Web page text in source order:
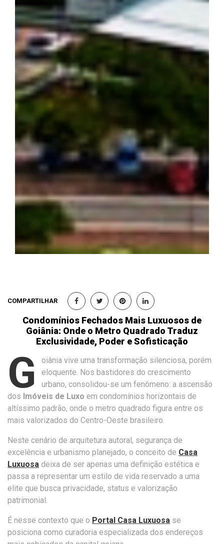
COMPARTILHAR
Condomínios Fechados Mais Luxuosos de
Goiânia: Onde o Metro Quadrado Traduz
Exclusividade, Poder e Sofisticação
G
oiânia vive uma transformação silenciosa, porém
eloquente. Nos bastidores do crescimento
urbano, consolidou-se um fenômeno: a ascensão
dos Imóveis de Luxo em condomínios horizontais de
altíssimo padrão, onde o metro quadrado figura entre os
mais valorizados do Centro-Oeste brasileiro.
Neste cenário de arquitetura autoral, segurança de
excelência e urbanismo planejado, o conceito de Casa
Luxuosa deixa de ser apenas uma definição estética e
passa a representar um estilo de vida reservado a uma
elite que busca privacidade, status e valorização
patrimonial.
É nesse contexto que o Portal Casa Luxuosa se
posiciona como curadoria especializada dos endereços